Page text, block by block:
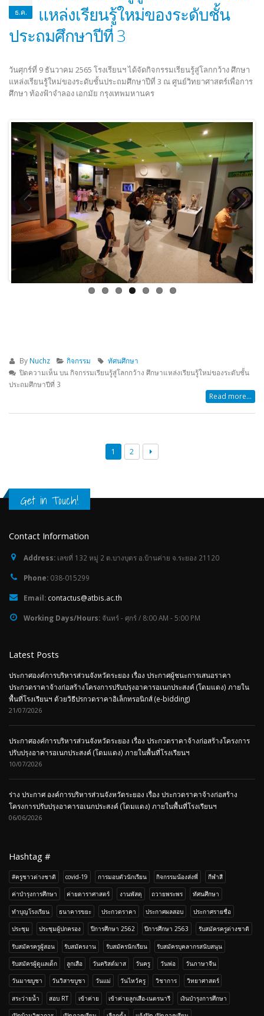
ธ.ค.
แหล่งเรียนรู้ใหม่ของระดับชั้น
ประถมศึกษาปีที่ 3
วันศุกร์ที่ 9 ธันวาคม 2565 โรงเรียนฯ ได้จัดกิจกรรมเรียนรู้สู่โลกกว้าง ศึกษา
แหล่งเรียนรู้ใหม่ของระดับชั้นประถมศึกษาปีที่ 3 ณ ศูนย์วิทยาศาสตร์เพื่อการ
ศึกษา ท้องฟ้าจำลอง เอกมัย กรุงเทพมหานคร
Previous Next
By Nuchz กิจกรรม
ทัศนศึกษา
ปิดความเห็นบน กิจกรรมเรียนรู้สู่โลกกว้าง ศึกษาแหล่งเรียนรู้ใหม่ของระดับชั้น
ประถมศึกษาปีที่ 3
Read more...
1 2
Get in Touch!
Contact Information
Address: เลขที่ 132 หมู่ 2 ต.บางบุตร อ.บ้านค่าย จ.ระยอง 21120
Phone: 038-015299
Email: contactus@atbis.ac.th
Working Days/Hours: จันทร์ - ศุกร์ / 8:00 AM - 5:00 PM
Latest Posts
ประกาศองค์การบริหารส่วนจังหวัดระยอง เรื่อง ประกาศผู้ชนะการเสนอราคา
ประกวดราคาจ้างก่อสร้างโครงการปรับปรุงอาคารอเนกประสงค์ (โดมแดง) ภายใน
พื้นที่โรงเรียนฯ ด้วยวิธีปรกวดราคาอิเล็กทรอนิกส์ (e-bidding)
21/07/2026
ประกาศองค์การบริหารส่วนจังหวัดระยอง เรื่อง ประกวดราคาจ้างก่อสร้างโครงการ
ปรับปรุงอาคารอเนกประสงค์ (โดมแดง) ภายในพื้นที่โรงเรียนฯ
10/07/2026
ร่าง ประกาศ องค์การบริหารส่วนจังหวัดระยอง เรื่อง ประกวดราคาจ้างก่อสร้าง
โครงการปรับปรุงอาคารอเนกประสงค์ (โดมแดง) ภายในพื้นที่โรงเรียนฯ
06/06/2026
Hashtag #
#ครูชาวต่างชาติ covid-19 การมอบตัวนักเรียน กิจกรรมน้องส่งพี่ กีฬาสี
ค่าบำรุงการศึกษา ค่ายดาราศาสตร์ งานพัสดุ ถวายพระพร ทัศนศึกษา
ทำบุญโรงเรียน ธนาคารขยะ ประกวดราคา ประกาศผลสอบ ประกาศรายชื่อ
ประชุม ประชุมผู้ปกครอง ปีการศึกษา 2562 ปีการศึกษา 2563 รับสมัครครูต่างชาติ
รับสมัครครูผู้สอน รับสมัครงาน รับสมัครนักเรียน รับสมัครบุคลากรสนับสนุน
รับสมัครผู้ดูแลเด็ก ลูกเสือ วันคริสต์มาส วันครู วันพ่อ วันภาษาจีน
วันมาฆบูชา วันวิสาขบูชา วันแม่ วันไหว้ครู วิชาการ วิทยาศาสตร์
สระว่ายน้ำ สอบ RT เข้าค่าย เข้าค่ายลูกเสือ-เนตรนารี เงินบำรุงการศึกษา